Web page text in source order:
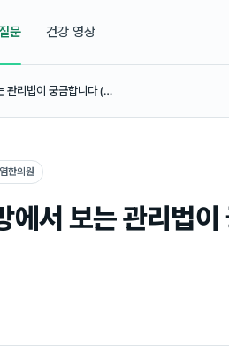
문 건강 영상
관리법이 궁금합니다 (…
한의원
에서 보는 관리법이